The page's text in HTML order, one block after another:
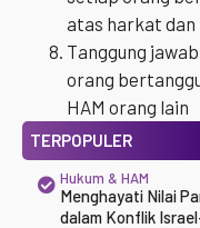
atas harkat
Tanggung jawab
orang
HAM orang lain
TERPOPULER
Hukum & HAM
Menghayati Nilai
dalam Konflik